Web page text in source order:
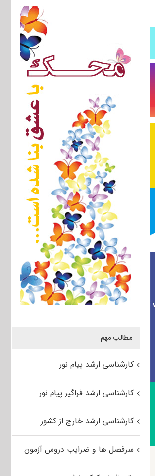
مطالب مهم
کارشناسی ارشد پیام نور
کارشناسی ارشد فراگیر پیام نور
کارشناسی ارشد خارج از کشور
سرفصل ها و ضرایب دروس آزمون